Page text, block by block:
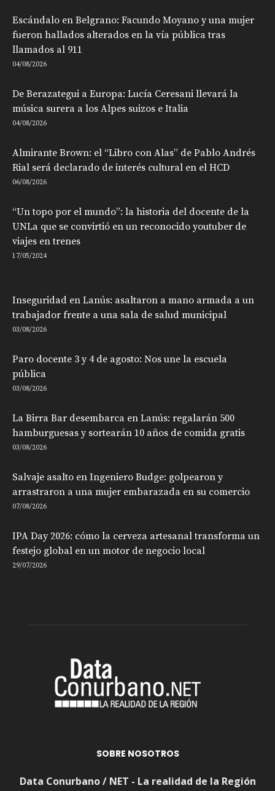
Escándalo en Belgrano: Facundo Moyano y una mujer
fueron hallados alterados en la vía pública tras
llamados al 911
04/08/2026
De Berazategui a Europa: Lucía Ceresani llevará la
música surera a los Alpes suizos e Italia
04/08/2026
Almirante Brown: el “Libro con Alas” de Pablo Andrés
Rial será declarado de interés cultural en el HCD
06/08/2026
“Un topo por el mundo”: la historia del docente de la
UNLa que se convirtió en un reconocido youtuber de
viajes en trenes
17/05/2024
Inseguridad en Lanús: asaltaron a mano armada a un
trabajador frente a una sala de salud municipal
03/08/2026
Paro docente 3 y 4 de agosto: Nos une la escuela
pública
03/08/2026
La Birra Bar desembarca en Lanús: regalarán 500
hamburguesas y sortearán 10 años de comida gratis
03/08/2026
Salvaje asalto en Ingeniero Budge: golpearon y
arrastraron a una mujer embarazada en su comercio
07/08/2026
IPA Day 2026: cómo la cerveza artesanal transforma un
festejo global en un motor de negocio local
29/07/2026
SOBRE NOSOTROS
Data Conurbano / NET - La realidad de la Región